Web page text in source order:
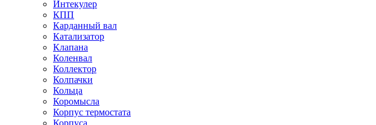
Интекулер
КПП
Карданный вал
Катализатор
Клапана
Коленвал
Коллектор
Колпачки
Кольца
Коромысла
Корпус термостата